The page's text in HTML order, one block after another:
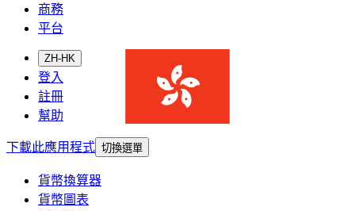
商務
平台
ZH-HK
登入
註冊
幫助
下載此應用程式 切換選單
貨幣換算器
貨幣圖表